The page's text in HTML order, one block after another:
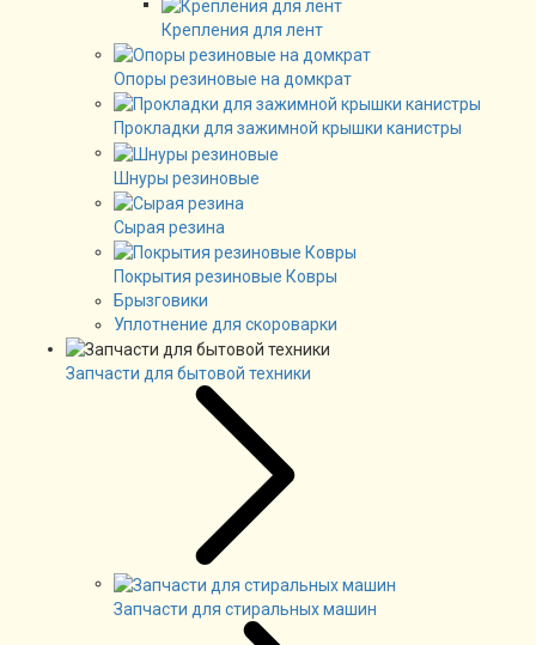
Крепления для лент
Опоры резиновые на домкрат
Прокладки для зажимной крышки канистры
Шнуры резиновые
Сырая резина
Покрытия резиновые Ковры
Брызговики
Уплотнение для скороварки
Запчасти для бытовой техники
Запчасти для стиральных машин